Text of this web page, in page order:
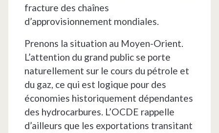
fracture des chaînes
d’approvisionnement mondiales.
Prenons la situation au Moyen-Orient.
L’attention du grand public se porte
naturellement sur le cours du pétrole et
du gaz, ce qui est logique pour des
économies historiquement dépendantes
des hydrocarbures. L’OCDE rappelle
d’ailleurs que les exportations transitant